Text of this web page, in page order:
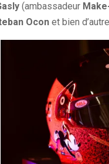
(ambassadeur
Ocon et bien